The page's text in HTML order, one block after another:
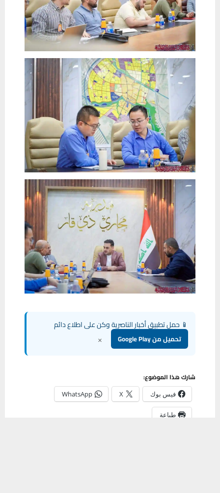
📱 حمل تطبيق أخبار الناصرية وكن على اطلاع دائم
تحميل من Google Play ×
شارك هذا الموضوع:
فيس بوك X
WhatsApp
طباعة